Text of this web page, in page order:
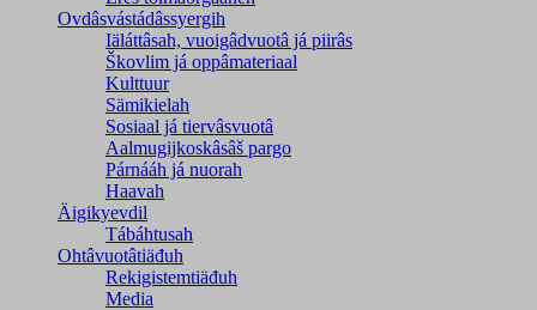
Ovdâsvástádâssyergih
Iäláttâsah, vuoigâdvuotâ já piirâs
Škovlim já oppâmateriaal
Kulttuur
Sämikielah
Sosiaal já tiervâsvuotâ
Aalmugijkoskâsâš pargo
Párnááh já nuorah
Haavah
Äigikyevdil
Tábáhtusah
Ohtâvuotâtiäđuh
Rekigistemtiäđuh
Media